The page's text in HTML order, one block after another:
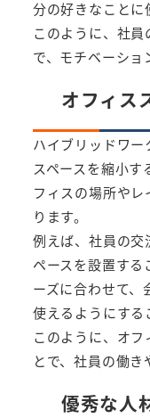
分の好きなことに
このように、社
で、モチベーショ
オフィス
ハイブリッドワ
スペースを縮小
フィスの場所や
ります。
例えば、社員の交
ペースを設置する
ーズに合わせて、
使えるようにする
このように、オ
とで、社員の働き
優秀な人